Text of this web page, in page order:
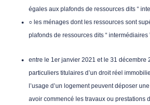
égales aux plafonds de ressources dits “
○ les ménages dont les ressources sont
plafonds de ressources dits “ intermédiaires
entre le 1er janvier 2021 et le 31 décembre
particuliers titulaires d’un droit réel
l’usage d’un logement peuvent déposer
avoir commencé les travaux ou prestations